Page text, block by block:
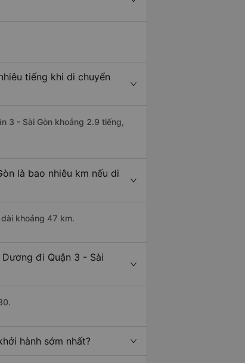
tiếng khi di chuyển
3 - Sài Gòn khoảng 2.9 tiếng,
là bao nhiêu km nếu di
khoảng 47 km.
đi Quận 3 - Sài
hành sớm nhất?